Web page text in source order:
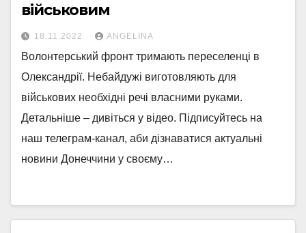
військовим
18.11.2022 ANGELINA
Волонтерський фронт тримають переселенці в
Олександрії. Небайдужі виготовляють для
військових необхідні речі власними руками.
Детальніше – дивіться у відео. Підписуйтесь на
наш телеграм-канал, аби дізнаватися актуальні
новини Донеччини у своєму…